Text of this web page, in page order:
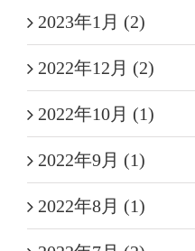
2023年1月 (2)
2022年12月 (2)
2022年10月 (1)
2022年9月 (1)
2022年8月 (1)